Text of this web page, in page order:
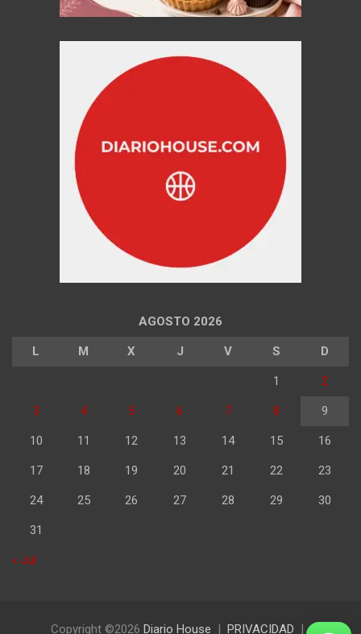
AGOSTO 2026
L M X J V S D
1 2
3 4 5 6 7 8 9
10 11 12 13 14 15 16
17 18 19 20 21 22 23
24 25 26 27 28 29 30
31
« Jul
Copyright ©2026 Diario House PRIVACIDAD